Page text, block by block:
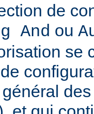
de
And ou
se